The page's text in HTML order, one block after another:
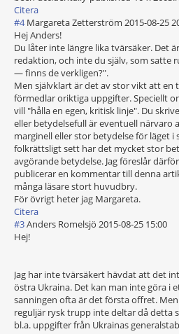
Citera
#4 Margareta Zetterström 2015-08-25
Hej Anders!
Du låter inte längre lika tvärsäker. Det
redaktion, och inte du själv, som satte
— finns de verkligen?".
Men självklart är det av stor vikt att en
förmedlar oriktiga uppgifter. Speciellt
vill "hålla en egen, kritisk linje". Du
eller betydelsefull är eventuell närvaro
marginell eller stor betydelse för läget i
folkrättsligt sett har det mycket stor
avgörande betydelse. Jag föreslår
publicerar en kommentar till denna
många läsare stort huvudbry.
För övrigt heter jag Margareta.
Citera
#3Anders Romelsjö 2015-08-25 15:00
Hej!
Jag har inte tvärsäkert hävdat att det
östra Ukraina. Det kan man inte göra i
sanningen ofta är det första offret.
reguljär rysk trupp inte deltar då detta
bl.a. uppgifter från Ukrainas